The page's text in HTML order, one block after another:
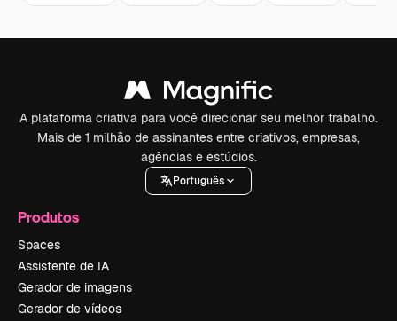
A plataforma criativa para você direcionar seu melhor trabalho.
Mais de 1 milhão de assinantes entre criativos, empresas,
agências e estúdios.
Português
Produtos
Spaces
Assistente de IA
Gerador de imagens
Gerador de vídeos